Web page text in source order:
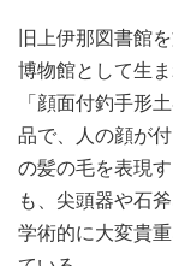
旧上伊那図書館
博物館として生
「顔面付釣手形
品で、人の顔が
の髪の毛を表現
も、尖頭器や石
学術的に大変貴